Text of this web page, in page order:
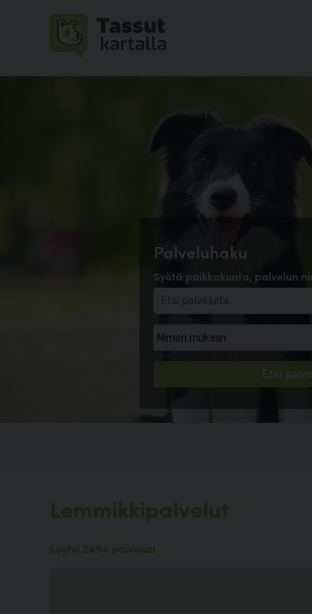
Palveluhaku
Syötä paikkakunta, palvelun
Lemmikkipalvelut
Löytyi 2494 palvelua